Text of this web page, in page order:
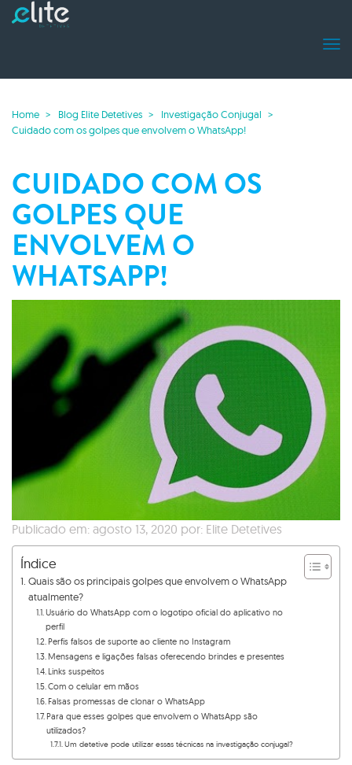
Home Blog Elite Detetives
Investigação Conjugal
Cuidado com os golpes que envolvem o WhatsApp!
CUIDADO COM OS
GOLPES QUE
ENVOLVEM O
WHATSAPP!
Publicado em: agosto 13, 2020 por: Elite Detetives
Índice
Quais são os principais golpes que envolvem o WhatsApp
atualmente?
Usuário do WhatsApp com o logotipo oficial do aplicativo no
perfil
Perfis falsos de suporte ao cliente no Instagram
Mensagens e ligações falsas oferecendo brindes e presentes
Links suspeitos
Com o celular em mãos
Falsas promessas de clonar o WhatsApp
Para que esses golpes que envolvem o WhatsApp são
utilizados?
Um detetive pode utilizar essas técnicas na investigação conjugal?